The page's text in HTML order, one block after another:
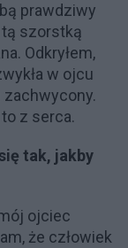
prawdziwy
tą szorstką
Odkryłem,
w ojcu
zachwycony.
to z serca.
tak, jakby
ojciec
że człowiek